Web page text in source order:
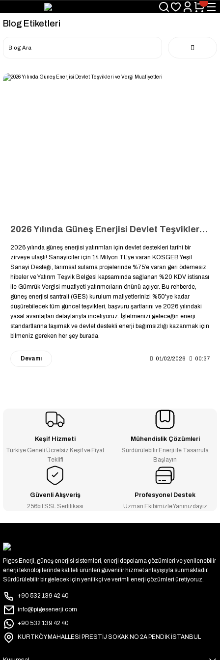
Blog Etiketleri
2026 Yılında Güneş Enerjisi Devlet Teşvikleri ve Vergi Muafiyetleri
2026 yılında güneş enerjisi yatırımları için devlet destekleri tarihi bir
zirveye ulaştı! Sanayiciler için 14 Milyon TL’ye varan KOSGEB Yeşil
Sanayi Desteği, tarımsal sulama projelerinde %75’e varan geri ödemesiz
hibeler ve Yatırım Teşvik Belgesi kapsamında sağlanan %20 KDV istisnası
ile Gümrük Vergisi muafiyeti yatırımcıların önünü açıyor. Bu rehberde,
güneş enerjisi santrali (GES) kurulum maliyetlerinizi %50'ye kadar
düşürebilecek tüm güncel teşvikleri, başvuru şartlarını ve 2026 yılındaki
yasal avantajları detaylarıyla inceliyoruz. İşletmenizi geleceğin enerji
standartlarına taşımak ve devlet destekli enerji bağımsızlığı kazanmak için
bilmeniz gereken her şey burada.
Devamı 01/02/2026 00:37
Keşif Hizmeti
Türkiye Geneli Ücretsiz Keşif ve Fiyat
Teklifi
Mühendislik Çözümleri
Sürdürülebilir Enerji ile Tasarrufa
Başlayın
Güvenli Alışveriş
256bit SSL Sertifikası
Profesyonel Destek
Uzman Ekibimizle Yanınızdayız
Piges Enerji, güneş enerjisi sistemleri, enerji depolama çözümleri ve yenilenebilir
enerji teknolojilerinde kaliteli ürünleri güvenilir hizmet anlayışıyla sunmaktadır.
Sürdürülebilir bir gelecek için yenilikçi ve verimli enerji çözümleri üretiyoruz.
+90 532 139 42 40
info@pigesenerji.com
+90 532 139 42 40
KURTKÖY MAHALLESİ PRESTİJ SOKAK NO 2A PENDİK İSTANBUL